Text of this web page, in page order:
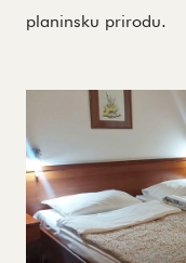
planinsku prirodu.